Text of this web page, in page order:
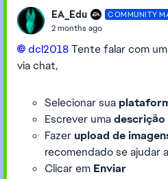
EA_Edu COMMUNITY
2 months ago
dcl2018​Tente falar com
via chat,
Selecionar sua
Escrever umadescrição
Fazer upload de
recomendado se ajudar
Clicar em Enviar